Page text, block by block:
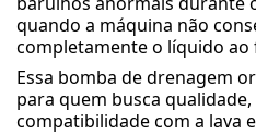
quando a máquina não
completamente o líquido ao
Essa bomba de drenagem
para quem busca
compatibilidade com a lava